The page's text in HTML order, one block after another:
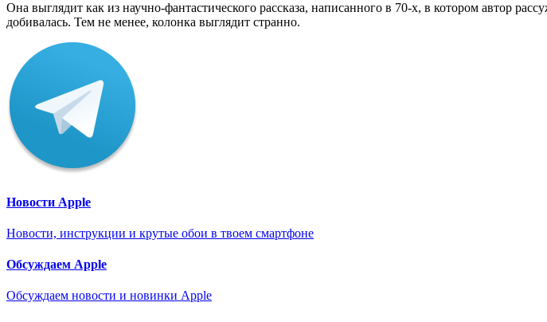
Она выглядит как из научно-фантастического рассказа, написанного в 70-х, в котором автор
добивалась. Тем не менее, колонка выглядит странно.
Новости Apple
Новости, инструкции и крутые обои в твоем смартфоне
Обсуждаем Apple
Обсуждаем новости и новинки Apple